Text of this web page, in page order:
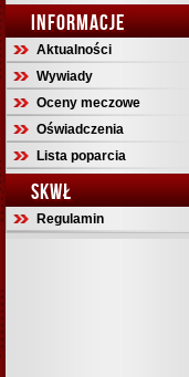
INFORMACJE
Aktualności
Wywiady
Oceny meczowe
Oświadczenia
Lista poparcia
SKWŁ
Regulamin